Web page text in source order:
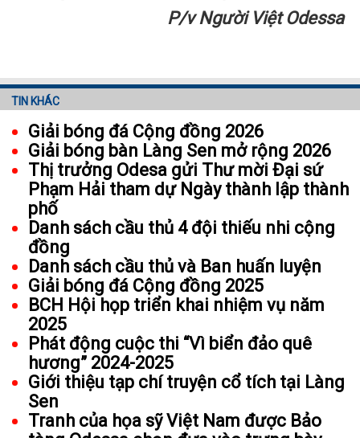
P/v Người Việt Odessa
TIN KHÁC
Giải bóng đá Cộng đồng 2026
Giải bóng bàn Làng Sen mở rộng 2026
Thị trưởng Odesa gửi Thư mời Đại sứ
Phạm Hải tham dự Ngày thành lập thành
phố
Danh sách cầu thủ 4 đội thiếu nhi cộng
đồng
Danh sách cầu thủ và Ban huấn luyện
Giải bóng đá Cộng đồng 2025
BCH Hội họp triển khai nhiệm vụ năm
2025
Phát động cuộc thi “Vì biển đảo quê
hương” 2024-2025
Giới thiệu tạp chí truyện cổ tích tại Làng
Sen
Tranh của họa sỹ Việt Nam được Bảo